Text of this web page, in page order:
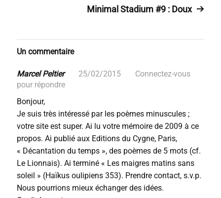
Minimal Stadium #9 : Doux
Un commentaire
Marcel Peltier 25/02/2015
Connectez-vous
pour répondre
Bonjour,
Je suis très intéressé par les poèmes minuscules ;
votre site est super. Ai lu votre mémoire de 2009 à ce
propos. Ai publié aux Editions du Cygne, Paris,
« Décantation du temps », des poèmes de 5 mots (cf.
Le Lionnais). Ai terminé « Les maigres matins sans
soleil » (Haïkus oulipiens 353). Prendre contact, s.v.p.
Nous pourrions mieux échanger des idées.